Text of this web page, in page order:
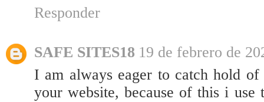
Responder
SAFE SITES18 19 de febrero de
I am always eager to catch hold
your website, because of this i use